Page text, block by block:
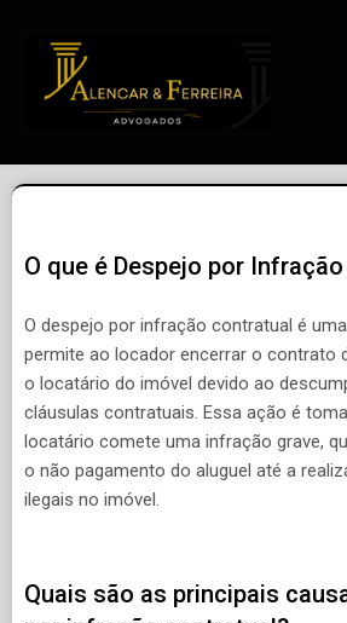
O que é Despejo por
O despejo por infração contratual é
permite ao locador encerrar o contrato
o locatário do imóvel devido ao
cláusulas contratuais. Essa ação é
locatário comete uma infração grave,
o não pagamento do aluguel até a
ilegais no imóvel.
Quais são as principais